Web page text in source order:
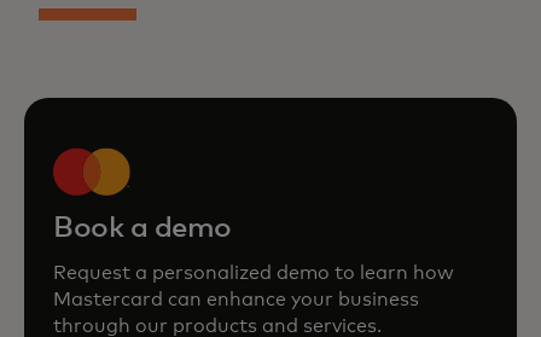
Book a demo
Request a personalized demo to learn how
Mastercard can enhance your business
through our products and services.